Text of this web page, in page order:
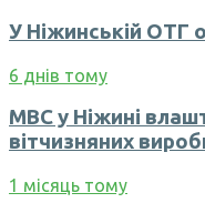
У Ніжинській ОТГ
6 днів тому
МВС у Ніжині
вітчизняних
1 місяць тому